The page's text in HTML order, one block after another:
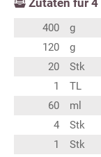
Zutaten für 4
400 g
120
g
20
Stk
1
TL
60
ml
4
Stk
1
Stk